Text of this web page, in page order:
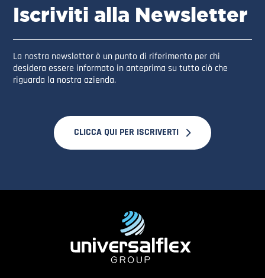
Iscriviti alla Newsletter
La nostra newsletter è un punto di riferimento per chi
desidera essere informato in anteprima su tutto ciò che
riguarda la nostra azienda.
CLICCA QUI PER ISCRIVERTI